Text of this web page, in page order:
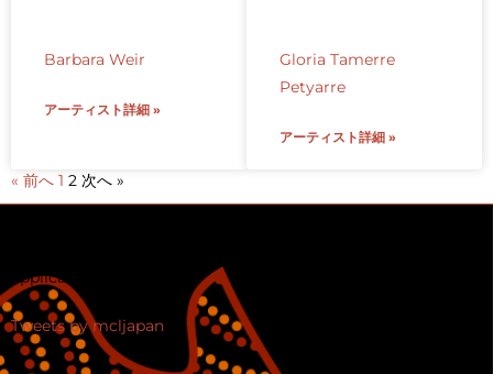
Barbara Weir
アーティスト詳細 »
Gloria Tamerre
Petyarre
アーティスト詳細 »
« 前へ 1 2 次へ »
application
Tweets by mcljapan